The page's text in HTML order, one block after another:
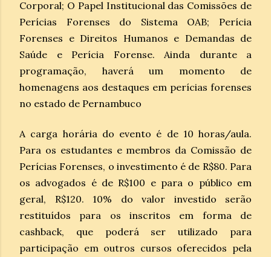
Corporal; O Papel Institucional das Comissões de
Perícias Forenses do Sistema OAB; Perícia
Forenses e Direitos Humanos e Demandas de
Saúde e Perícia Forense. Ainda durante a
programação, haverá um momento de
homenagens aos destaques em perícias forenses
no estado de Pernambuco
A carga horária do evento é de 10 horas/aula.
Para os estudantes e membros da Comissão de
Perícias Forenses, o investimento é de R$80. Para
os advogados é de R$100 e para o público em
geral, R$120. 10% do valor investido serão
restituídos para os inscritos em forma de
cashback, que poderá ser utilizado para
participação em outros cursos oferecidos pela